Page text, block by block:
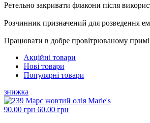
Ретельно закривати флакони після
Розчинник призначений для розведення
Працювати в добре провітрюваному
Акційні товари
Нові товари
Популярні товари
знижка
90.00 грн 60.00 грн